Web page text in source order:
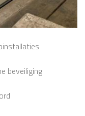
beveiliging